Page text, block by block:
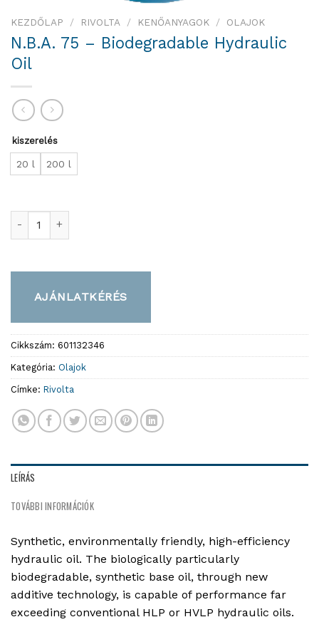
KEZDŐLAP / RIVOLTA / KENŐANYAGOK / OLAJOK
N.B.A. 75 – Biodegradable Hydraulic
Oil
kiszerelés
20 l 200 l
AJÁNLATKÉRÉS
Cikkszám: 601132346
Kategória: Olajok
Címke: Rivolta
LEÍRÁS
TOVÁBBI INFORMÁCIÓK
Synthetic, environmentally friendly, high-efficiency
hydraulic oil. The biologically particularly
biodegradable, synthetic base oil, through new
additive technology, is capable of performance far
exceeding conventional HLP or HVLP hydraulic oils.